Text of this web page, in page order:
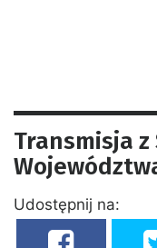
Transmisja z
Udostępnij na: